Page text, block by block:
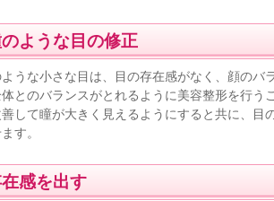
ンタイム
法
正
ような目の修正
うな小さな目は、目の存在感がなく、顔のバ
とのバランスがとれるように美容整形を行う
して瞳が大きく見えるようにすると共に、目
す。
感を出す